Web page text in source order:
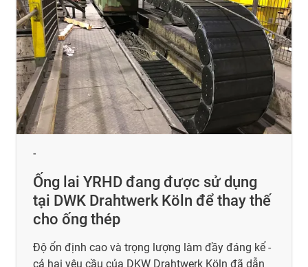
-
Ống lai YRHD đang được sử dụng
tại DWK Drahtwerk Köln để thay thế
cho ống thép
Độ ổn định cao và trọng lượng làm đầy đáng kể -
cả hai yêu cầu của DKW Drahtwerk Köln đã dẫn